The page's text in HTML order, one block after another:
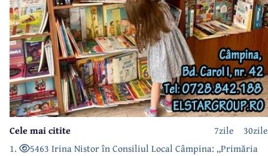
30zile
7zile
Cele mai citite
1.
5463 Irina Nistor în Consiliul Local Câmpina: „Primăria